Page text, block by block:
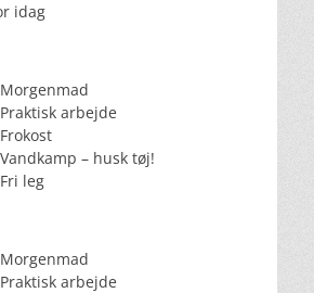
idag
arbejde
– husk tøj!
leg
arbejde